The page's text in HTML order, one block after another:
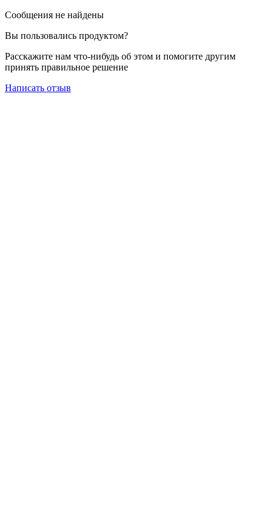
Сообщения не найдены
Вы пользовались продуктом?
Расскажите нам что-нибудь об этом и помогите другим
принять правильное решение
Написать отзыв